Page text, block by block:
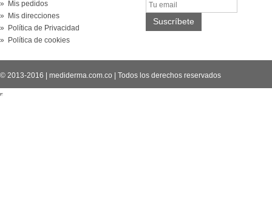
» Mis pedidos
» Mis direcciones
» Política de Privacidad
» Política de cookies
© 2013-2016 mediderma.com.co Todos los derechos reservados